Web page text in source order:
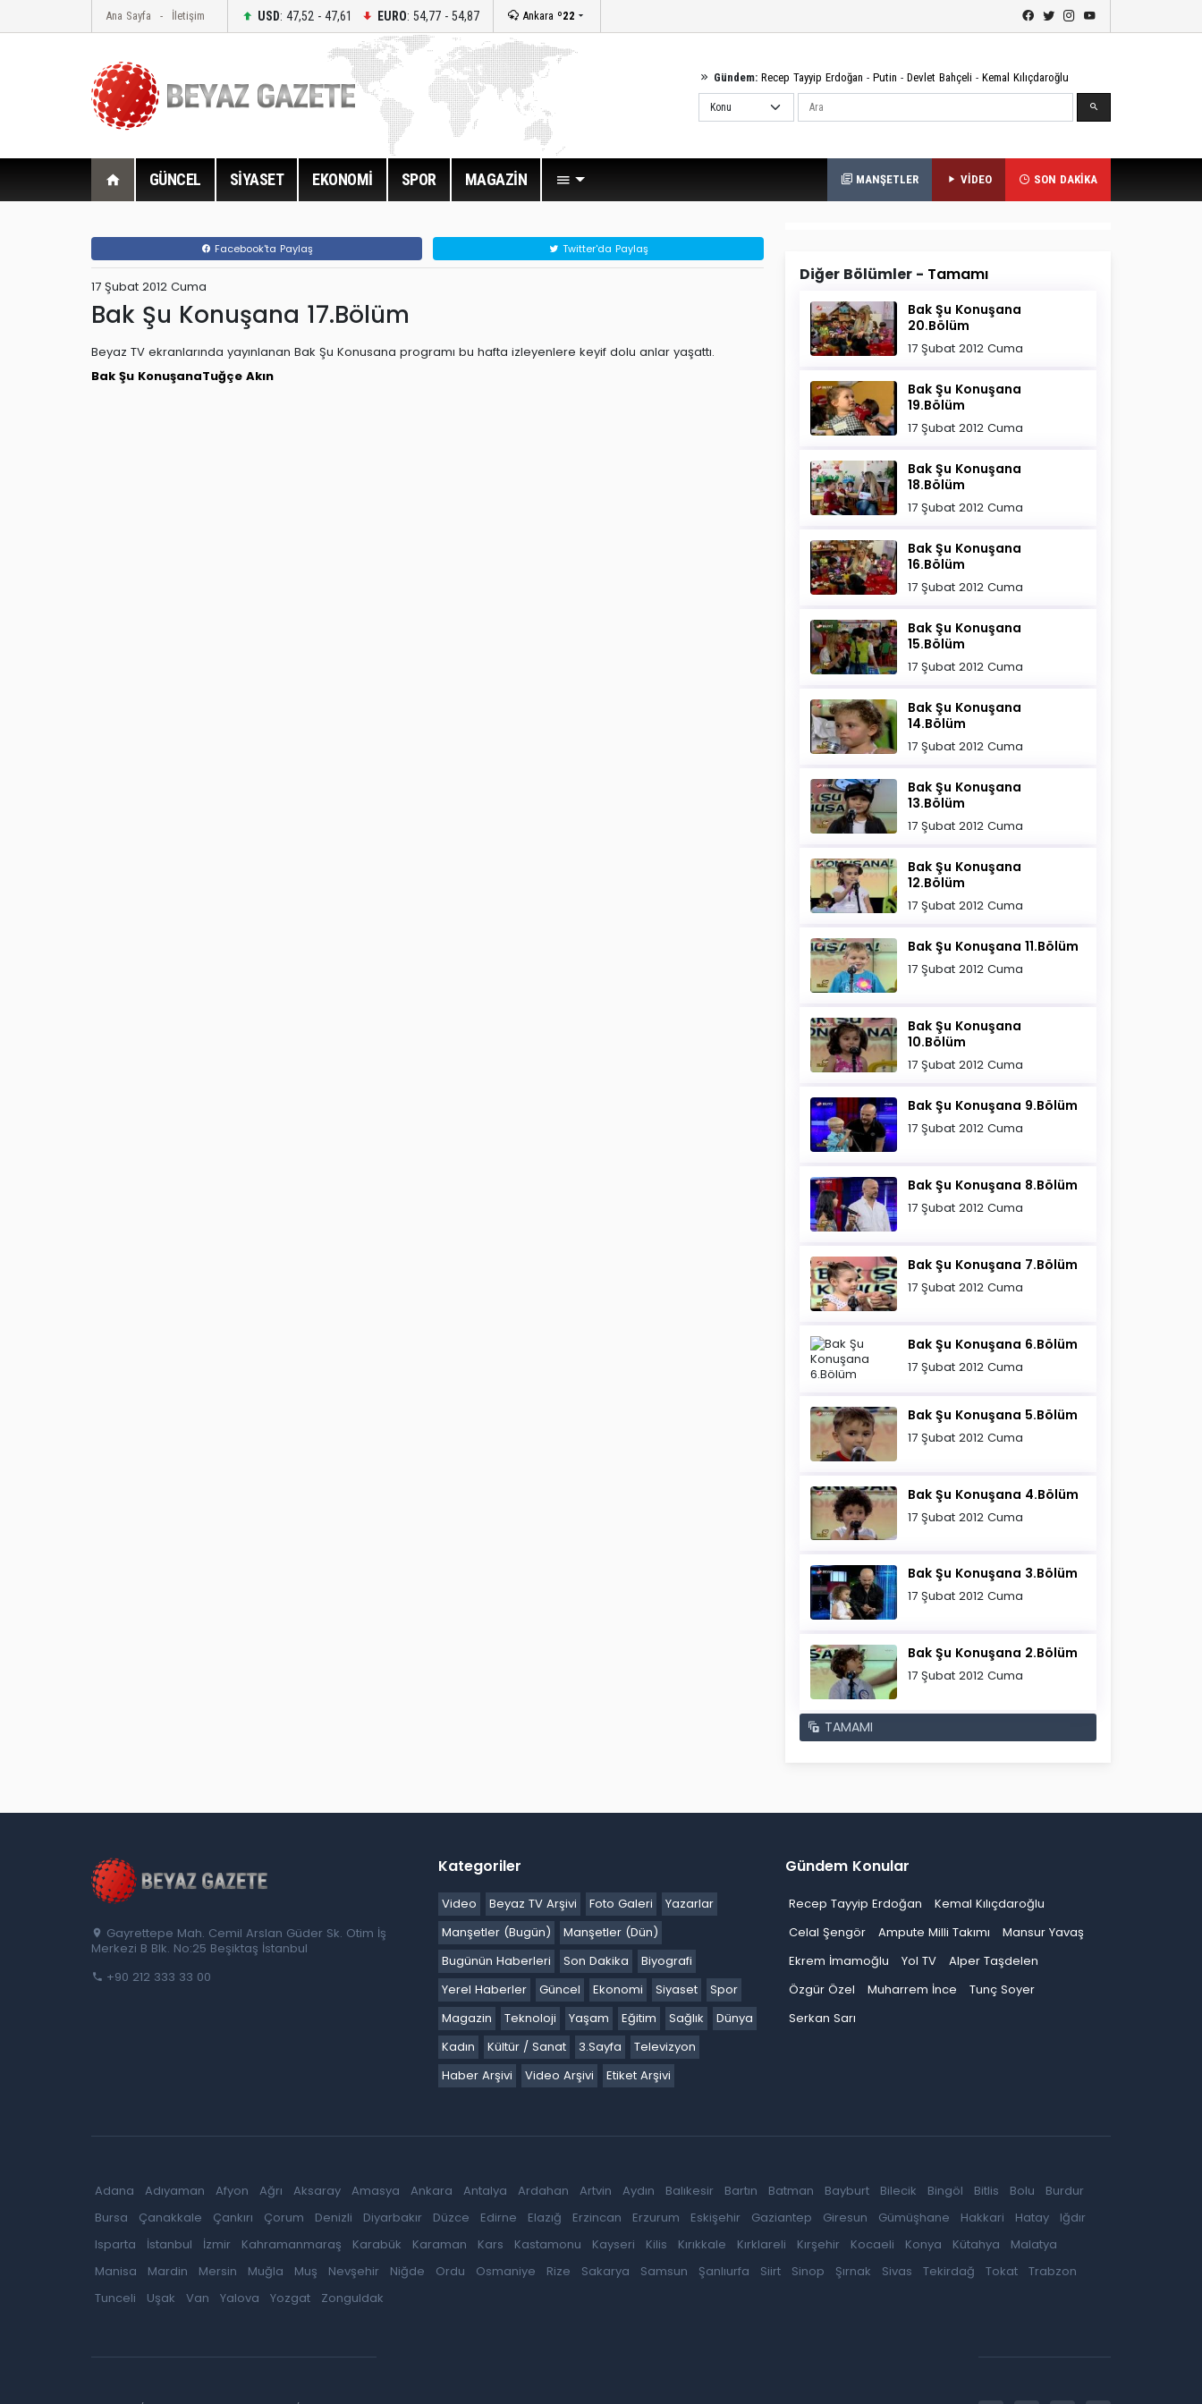
Ana Sayfa İletişim USD: 47,52 - 47,61 EURO: 54,77 - 54,87 Ankara º22
Gündem: Recep Tayyip Erdoğan - Putin - Devlet Bahçeli - Kemal Kılıçdaroğlu
Ara
GÜNCEL SİYASET EKONOMİ SPOR MAGAZİN MANŞETLER VİDEO SON DAKİKA
Facebook'ta Paylaş Twitter'da Paylaş
17 Şubat 2012 Cuma
Bak Şu Konuşana 17.Bölüm
Beyaz TV ekranlarında yayınlanan Bak Şu Konusana programı bu hafta izleyenlere keyif dolu anlar yaşattı.
Bak Şu KonuşanaTuğçe Akın
Diğer Bölümler - Tamamı
Bak Şu Konuşana
20.Bölüm
17 Şubat 2012 Cuma
Bak Şu Konuşana
19.Bölüm
17 Şubat 2012 Cuma
Bak Şu Konuşana
18.Bölüm
17 Şubat 2012 Cuma
Bak Şu Konuşana
16.Bölüm
17 Şubat 2012 Cuma
Bak Şu Konuşana
15.Bölüm
17 Şubat 2012 Cuma
Bak Şu Konuşana
14.Bölüm
17 Şubat 2012 Cuma
Bak Şu Konuşana
13.Bölüm
17 Şubat 2012 Cuma
Bak Şu Konuşana
12.Bölüm
17 Şubat 2012 Cuma
Bak Şu Konuşana 11.Bölüm
17 Şubat 2012 Cuma
Bak Şu Konuşana
10.Bölüm
17 Şubat 2012 Cuma
Bak Şu Konuşana 9.Bölüm
17 Şubat 2012 Cuma
Bak Şu Konuşana 8.Bölüm
17 Şubat 2012 Cuma
Bak Şu Konuşana 7.Bölüm
17 Şubat 2012 Cuma
Bak Şu Konuşana 6.Bölüm
17 Şubat 2012 Cuma
Bak Şu Konuşana 5.Bölüm
17 Şubat 2012 Cuma
Bak Şu Konuşana 4.Bölüm
17 Şubat 2012 Cuma
Bak Şu Konuşana 3.Bölüm
17 Şubat 2012 Cuma
Bak Şu Konuşana 2.Bölüm
17 Şubat 2012 Cuma
TAMAMI
Gayrettepe Mah. Cemil Arslan Güder Sk. Otim İş
Merkezi B Blk. No:25 Beşiktaş İstanbul
+90 212 333 33 00
Kategoriler
Video Beyaz TV Arşivi Foto Galeri
Yazarlar
Manşetler (Bugün)
Manşetler (Dün)
Bugünün Haberleri
Son Dakika
Biyografi
Yerel Haberler
Güncel Ekonomi Siyaset
Spor
Magazin
Teknoloji Yaşam Eğitim Sağlık
Dünya
Kadın
Kültür / Sanat 3.Sayfa
Televizyon
Haber Arşivi
Video Arşivi Etiket Arşivi
Gündem Konular
Recep Tayyip Erdoğan
Kemal Kılıçdaroğlu
Celal Şengör
Ampute Milli Takımı
Mansur Yavaş
Ekrem İmamoğlu
Yol TV
Alper Taşdelen
Özgür Özel
Muharrem İnce
Tunç Soyer
Serkan Sarı
Adana Adıyaman Afyon Ağrı Aksaray Amasya Ankara Antalya Ardahan Artvin Aydın Balıkesir Bartın Batman Bayburt Bilecik Bingöl Bitlis Bolu
Burdur
Bursa
Çanakkale Çankırı Çorum Denizli Diyarbakır Düzce Edirne Elazığ Erzincan Erzurum Eskişehir Gaziantep Giresun Gümüşhane Hakkari Hatay
Iğdır
Isparta
İstanbul İzmir Kahramanmaraş Karabük Karaman Kars Kastamonu Kayseri Kilis Kırıkkale Kırklareli Kırşehir Kocaeli Konya Kütahya
Malatya
Manisa
Mardin Mersin Muğla Muş Nevşehir Niğde Ordu Osmaniye Rize Sakarya Samsun Şanlıurfa Siirt Sinop Şırnak Sivas Tekirdağ Tokat
Trabzon
Tunceli
Uşak Van Yalova Yozgat Zonguldak